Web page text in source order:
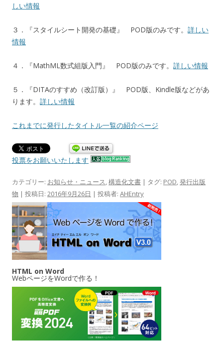
しい情報
３．『スタイルシート開発の基礎』 POD版のみです。 詳しい
情報
４．『MathML数式組版入門』 POD版のみです。 詳しい情報
５．『DITAのすすめ（改訂版）』 POD版、Kindle版などがあ
ります。 詳しい情報
これまでに発行したタイトル一覧の紹介ページ
投票をお願いいたします
カテゴリー: お知らせ・ニュース,構造化文書 | タグ: POD,発行出版
物 | 投稿日: 2016年9月26日 | 投稿者: AHEntry
HTML on Word
WebページをWordで作る！